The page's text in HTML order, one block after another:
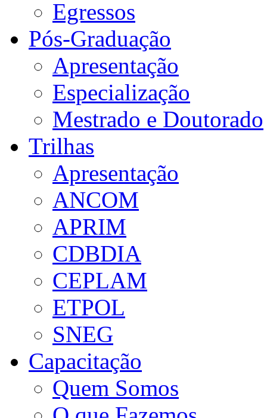
Egressos
Pós-Graduação
Apresentação
Especialização
Mestrado e Doutorado
Trilhas
Apresentação
ANCOM
APRIM
CDBDIA
CEPLAM
ETPOL
SNEG
Capacitação
Quem Somos